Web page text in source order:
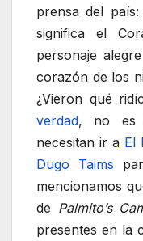
prensa del
significa el
personaje
corazón de los
¿Vieron qué
verdad, no es
necesitan ir a El
Dugo Taims
mencionamos
de Palmito’s
presentes en la